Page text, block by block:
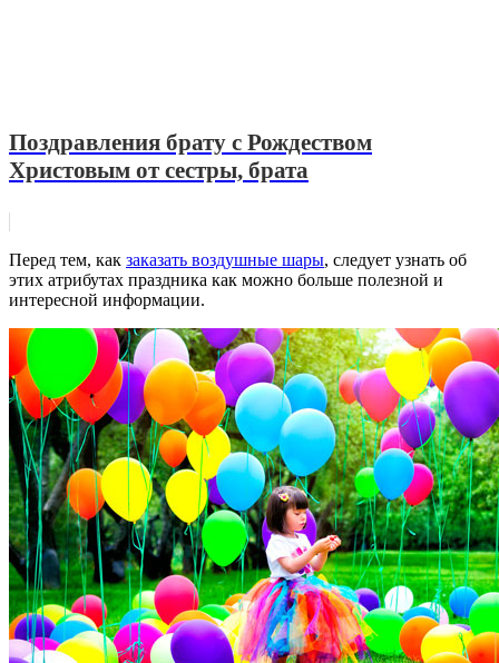
Поздравления брату с Рождеством
Христовым от сестры, брата
Перед тем, как заказать воздушные шары, следует узнать об
этих атрибутах праздника как можно больше полезной и
интересной информации.